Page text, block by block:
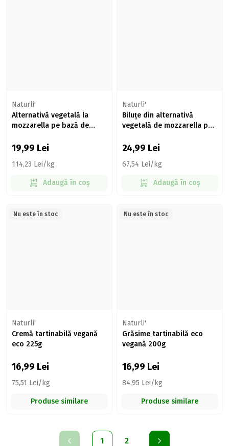
Naturli'
Alternativă vegetală la
mozzarella pe bază de
19,99 Lei
114,23 Lei/kg
Adaugă în coș
Naturli'
Biluțe din alternativă
vegetală de mozzarella pe
200g
24,99 Lei
67,54 Lei/kg
Adaugă în coș
Nu este în stoc
Naturli'
Cremă tartinabilă vegană
eco 225g
16,99 Lei
75,51 Lei/kg
Produse similare
Nu este în stoc
Naturli'
Grăsime tartinabilă eco
vegană 200g
16,99 Lei
84,95 Lei/kg
Produse similare
1 2